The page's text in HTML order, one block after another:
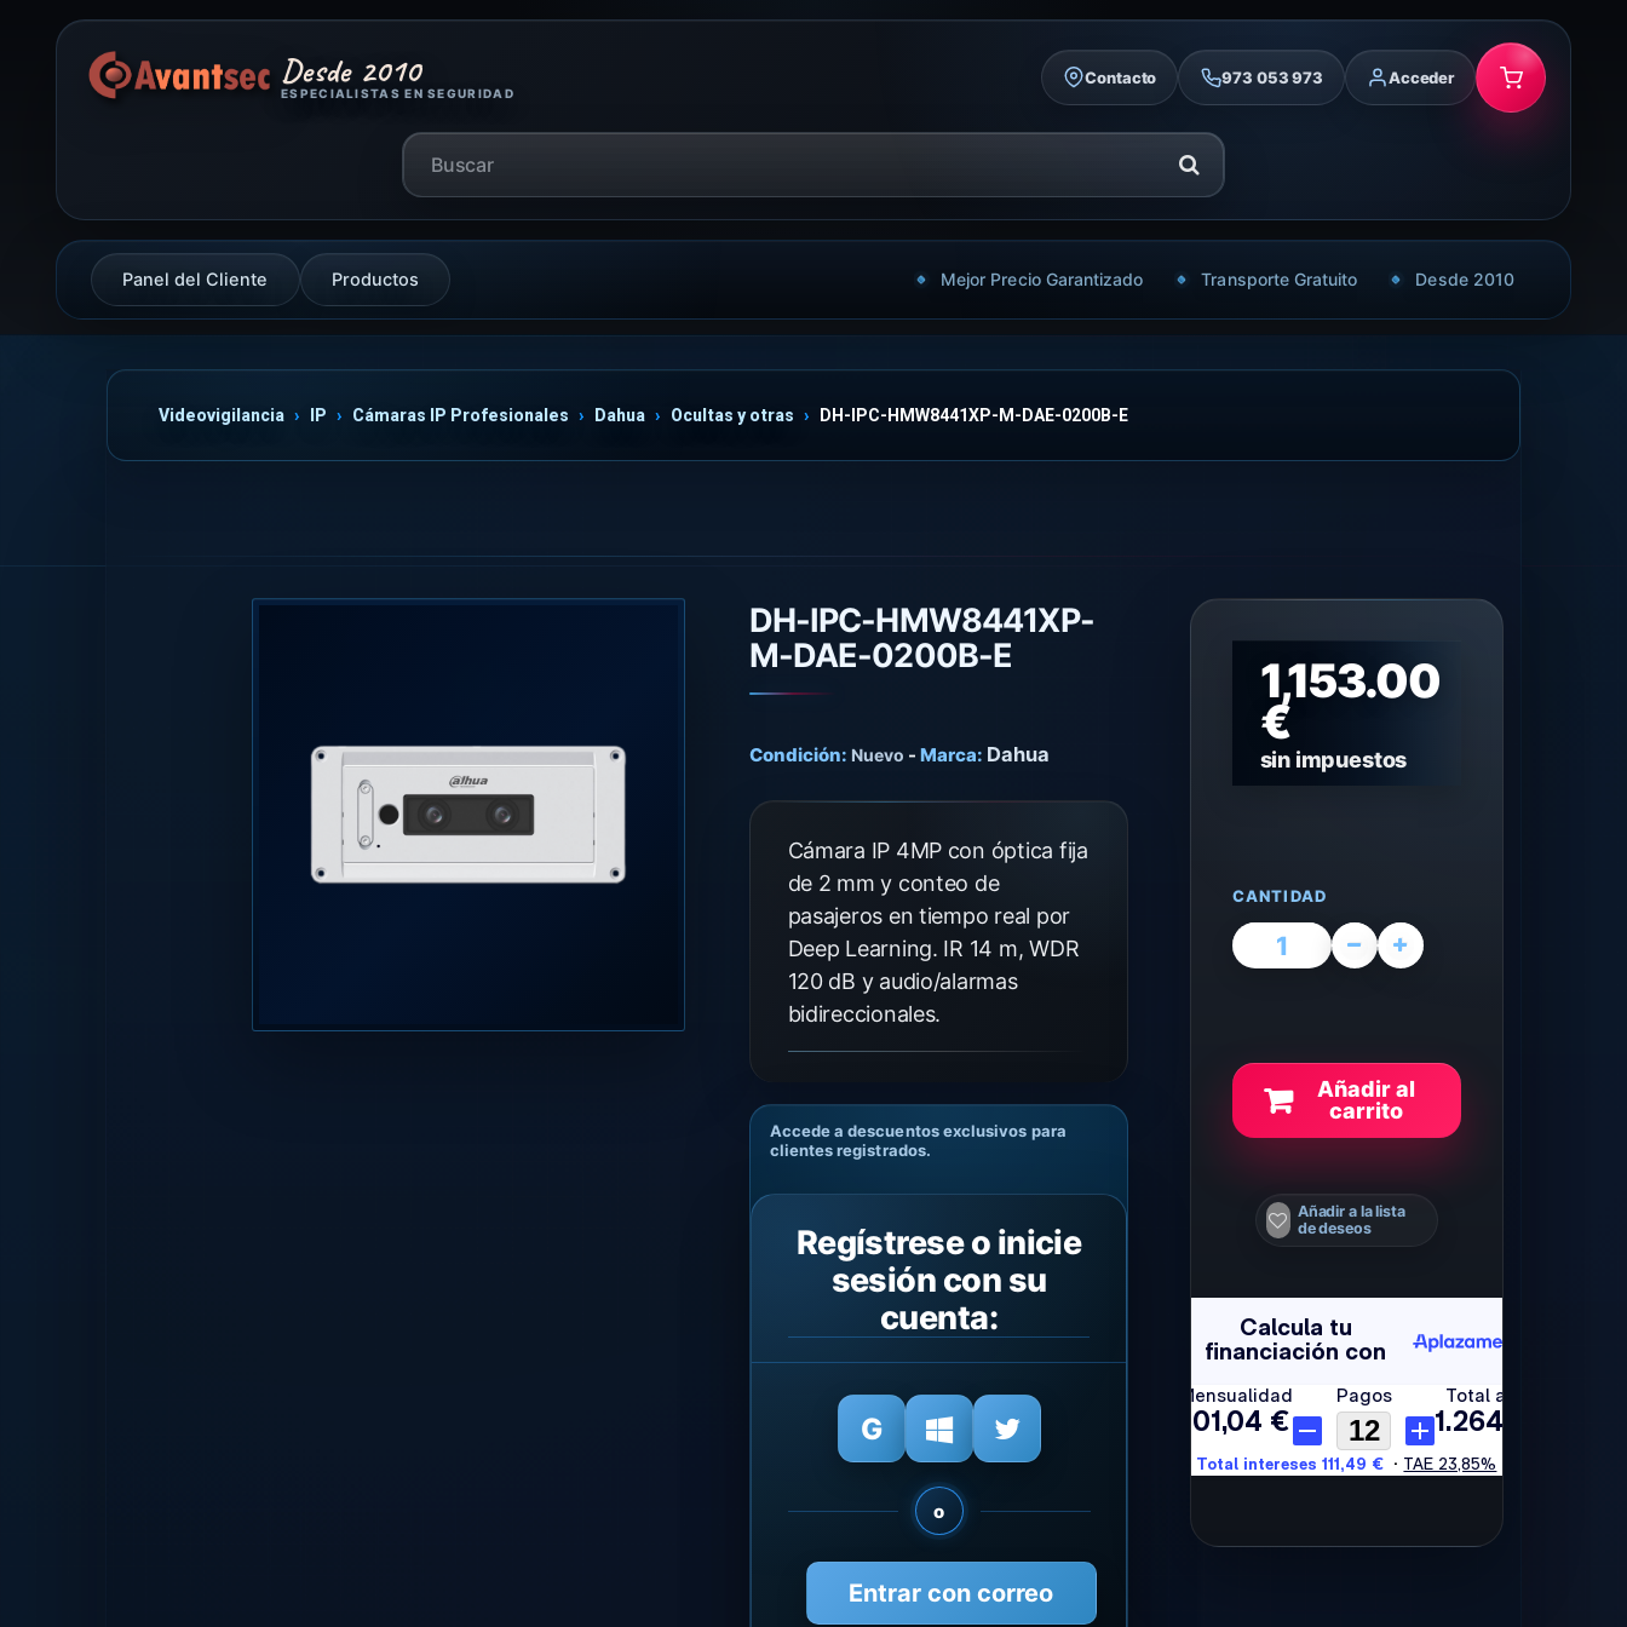
Desde 2010
ESPECIALISTAS EN SEGURIDAD
Contacto 973 053 973 Acceder
Panel del Cliente Productos Mejor Precio Garantizado Transporte Gratuito Desde 2010
Videovigilancia IP Cámaras IP Profesionales Dahua Ocultas y otras DH-IPC-HMW8441XP-M-DAE-0200B-E
DH-IPC-HMW8441XP-
M-DAE-0200B-E
Condición: Nuevo - Marca: Dahua
Cámara IP 4MP con óptica fija
de 2 mm y conteo de
pasajeros en tiempo real por
Deep Learning. IR 14 m, WDR
120 dB y audio/alarmas
bidireccionales.
Accede a descuentos exclusivos para
clientes registrados.
Regístrese o inicie
sesión con su
cuenta:
o
Entrar con correo
1,153.00
€
sin impuestos
CANTIDAD
Añadir al
carrito
Añadir a la lista
de deseos